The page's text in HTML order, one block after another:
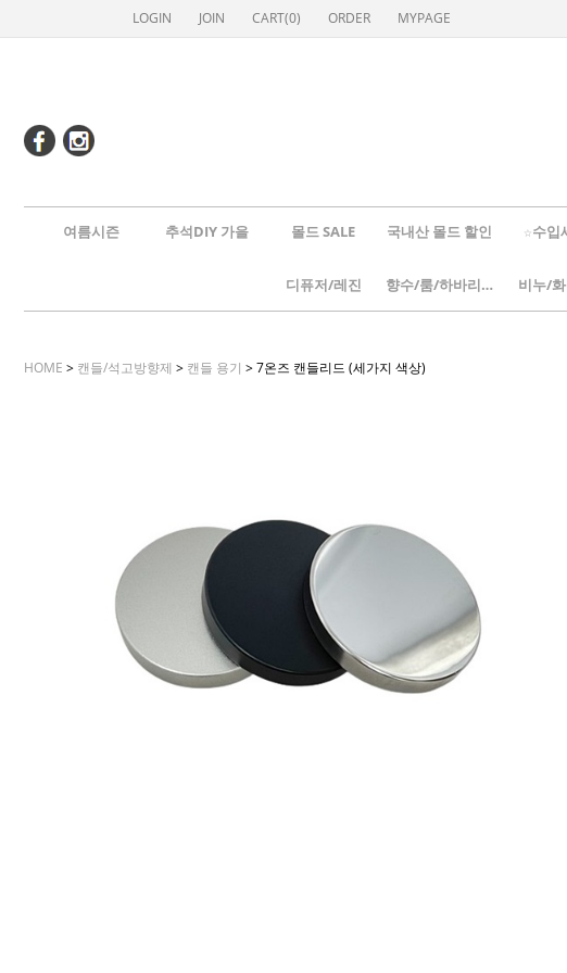
LOGIN JOIN CART(0) ORDER MYPAGE
여름시즌 추석DIY 가을 몰드 SALE 국내산 몰드 할인 ☆수입
디퓨저/레진 향수/룸/하바리움 비누/
HOME > 캔들/석고방향제 > 캔들 용기 > 7온즈 캔들리드 (세가지 색상)